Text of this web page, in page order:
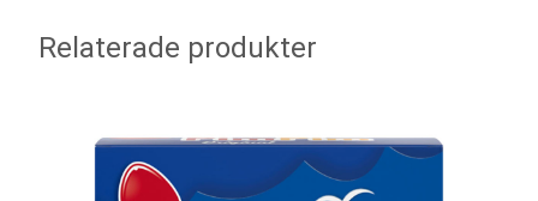
Relaterade produkter